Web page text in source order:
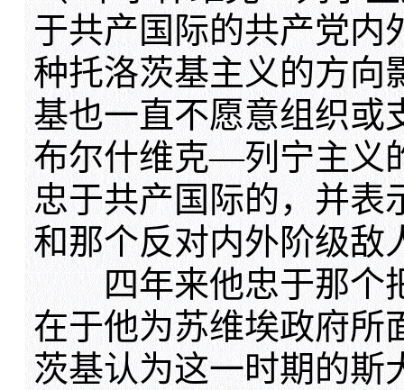
于共产国际的共产党内
种托洛茨基主义的方向
基也一直不愿意组织或
布尔什维克—列宁主义
忠于共产国际的，并表
和那个反对内外阶级敌
四年来他忠于那个
在于他为苏维埃政府所
茨基认为这一时期的斯